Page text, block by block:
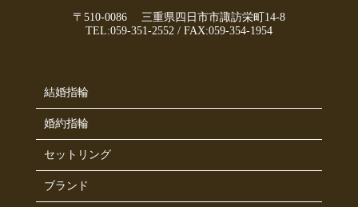
〒510-0086 三重県四日市市諏訪栄町14-8
TEL:059-351-2552 / FAX:059-354-1954
結婚指輪
婚約指輪
セットリング
ブランド